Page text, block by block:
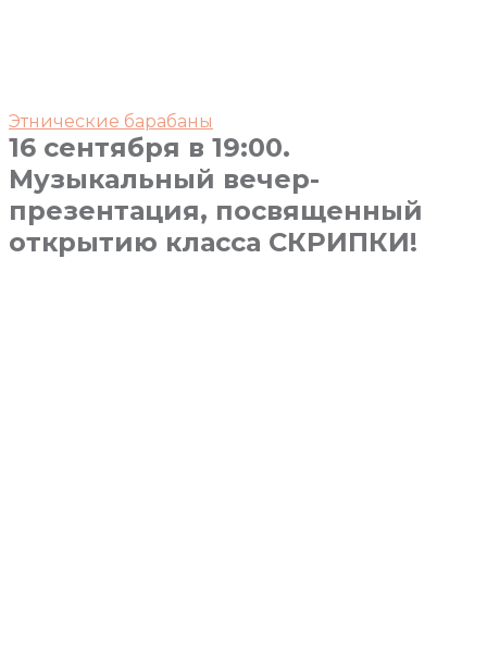
Этнические барабаны
16 сентября в 19:00.
Музыкальный вечер-
презентация, посвященный
открытию класса СКРИПКИ!